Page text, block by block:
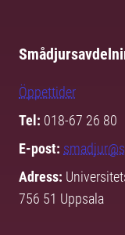
Öppettider
Tel: 018-67 26 80
E-post:
Adress:
756 51 Uppsala